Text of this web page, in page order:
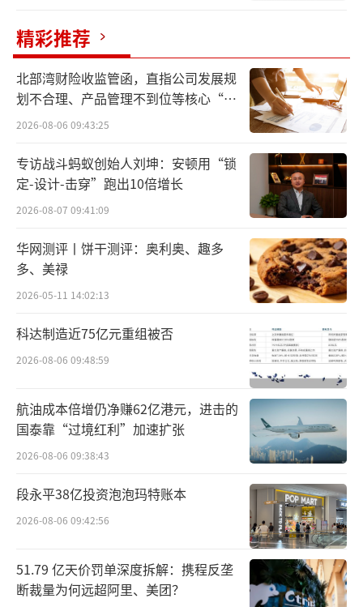
理层调整。2023年，保龄宝引入王强担任总经
理，推动公司战略化转型，开启精细化管理，
随后公司引入多位业内经验丰富的管理人才。
公告显示，王强曾先后在不同世界500强跨
国制造企业工作，2009至2023年5月曾在法国
家族企业罗盖特集团工作，分别担任过分公
司、中国区运营及中国区的负责人。曾任罗盖
特生物营养品（武汉）有限公司董事长兼总经
理、赛浓顺罗盖特食品配料（连云港）有限公
司董事、罗盖特（中国）营养食品有限公司董
事长兼总经理、连云港杰能新能源有限公司董
事长。直到2023年6月起任公司总经理，2023
年7月起任董事，今年12月起任董事长。
保龄宝高管变动也涉及其他岗位。据北京
商报记者不完全统计，仅2025年，保龄宝就有
近10人次高管变更。2月，张国刚辞任董事会秘
书，朱哲接任；王延军辞任财务总监，由周瑜
接任；4月，张国刚辞任副总经理；5月，王延
军辞任副总经理；杨雪任职工代表董事；11
月，戴斯觉辞任董事长等职；12月，朱哲辞任
董事会秘书，刘峰接任；周茜莉任副总经理。
精彩推荐
北部湾财险收监管函，直指公司发展规
划不合理、产品管理不到位等核心“痛
点”
2026-08-06 09:43:25
专访战斗蚂蚁创始人刘坤：安顿用“锁
定-设计-击穿”跑出10倍增长
2026-08-07 09:41:09
华网测评丨饼干测评：奥利奥、趣多
多、美禄
2026-05-11 14:02:13
科达制造近75亿元重组被否
2026-08-06 09:48:59
航油成本倍增仍净赚62亿港元，进击的
国泰靠“过境红利”加速扩张
2026-08-06 09:38:43
段永平38亿投资泡泡玛特账本
2026-08-06 09:42:56
51.79 亿天价罚单深度拆解：携程反垄
断裁量为何远超阿里、美团？